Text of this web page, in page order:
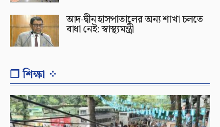
আদ-দ্বীন হাসপাতালের অন্য শাখা চলতে
বাধা নেই: স্বাস্থ্যমন্ত্রী
❐ শিক্ষা ⁘